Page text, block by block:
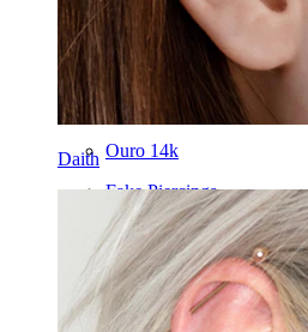
Daith
Helix
Orelha
Septo
Ouro 14k
Fake Piercings
Labret
Língua
Nariz